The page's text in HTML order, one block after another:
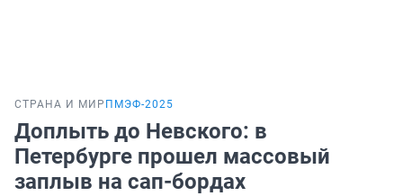
СТРАНА И МИР ПМЭФ-2025
Доплыть до Невского: в
Петербурге прошел массовый
заплыв на сап-бордах